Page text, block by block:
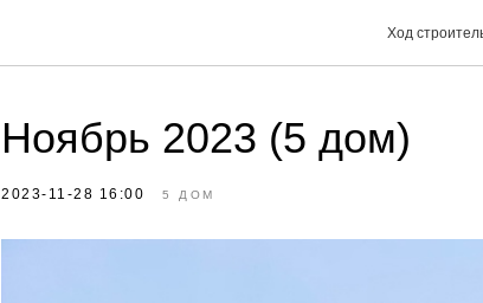
Ход
Ноябрь 2023 (5 дом)
2023-11-28 16:00 5 ДОМ